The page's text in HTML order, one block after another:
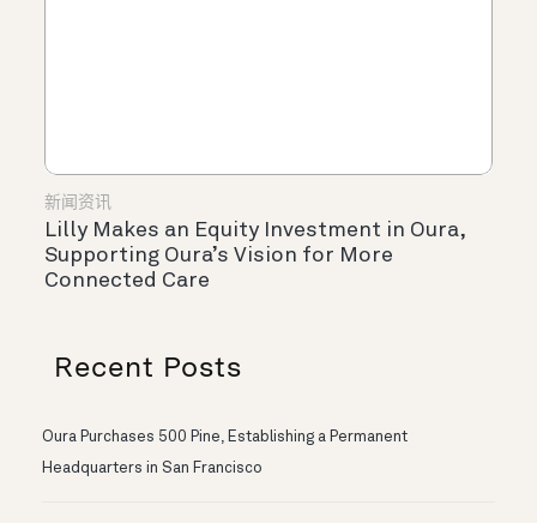
新闻资讯
Lilly Makes an Equity Investment in Oura,
Supporting Oura’s Vision for More
Connected Care
Recent Posts
Oura Purchases 500 Pine, Establishing a Permanent
Headquarters in San Francisco